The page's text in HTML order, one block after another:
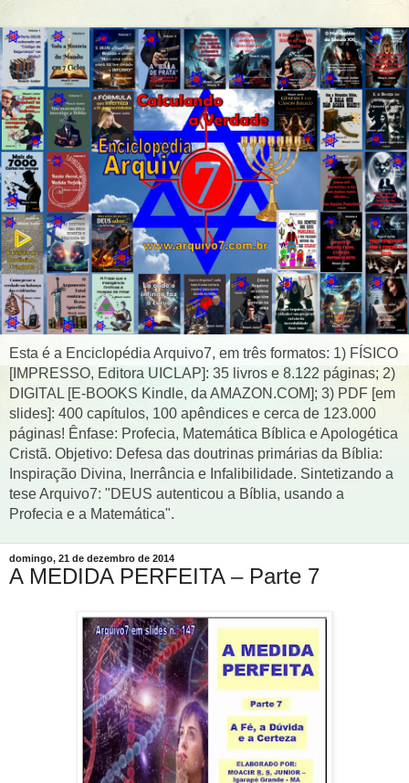
Esta é a Enciclopédia Arquivo7, em três formatos: 1) FÍSICO
[IMPRESSO, Editora UICLAP]: 35 livros e 8.122 páginas; 2)
DIGITAL [E-BOOKS Kindle, da AMAZON.COM]; 3) PDF [em
slides]: 400 capítulos, 100 apêndices e cerca de 123.000
páginas! Ênfase: Profecia, Matemática Bíblica e Apologética
Cristã. Objetivo: Defesa das doutrinas primárias da Bíblia:
Inspiração Divina, Inerrância e Infalibilidade. Sintetizando a
tese Arquivo7: "DEUS autenticou a Bíblia, usando a
Profecia e a Matemática".
domingo, 21 de dezembro de 2014
A MEDIDA PERFEITA – Parte 7